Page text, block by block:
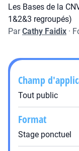
Les Bases de la
1&2&3 regroupés)
ParCathy Faidix ·
Champ
Tout public
Format
Stage ponctuel